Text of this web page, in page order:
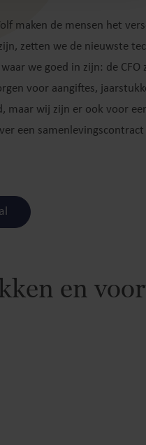
maken de mensen het
zetten we de nieuwste
we goed in zijn: de CFO
voor aangiftes,
maar wij zijn er ook voor
een
en